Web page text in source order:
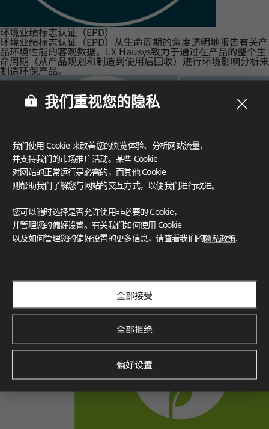
环境业绩标志认证（EPD）
环境业绩标志认证（EPD）从生命周期的角度透明地报告有关产
品环境性能的客观数据。LX Hausys致力于通过在产品的整个生
命周期（从产品规划和制造到使用后回收）进行环境影响分析来
制造环保产品。
我们重视您的隐私
我们使用 Cookie 来改善您的浏览体验、分析网站流量，
并支持我们的市场推广活动。某些 Cookie
对网站的正常运行是必需的，而其他 Cookie
则帮助我们了解您与网站的交互方式，以便我们进行改进。
您可以随时选择是否允许使用非必要的 Cookie，
并管理您的偏好设置。有关我们如何使用 Cookie
以及如何管理您的偏好设置的更多信息，请查看我们的隐私政策.
全部接受
全部拒绝
偏好设置